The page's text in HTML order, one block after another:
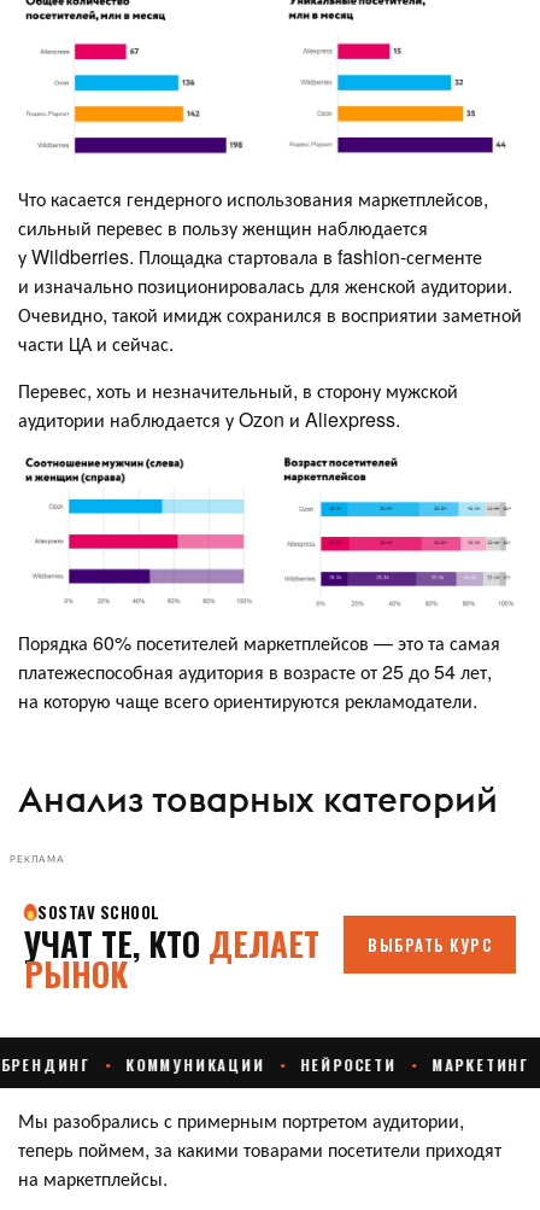
Что касается гендерного использования маркетплейсов,
сильный перевес в пользу женщин наблюдается
у Wildberries. Площадка стартовала в fashion-сегменте
и изначально позиционировалась для женской аудитории.
Очевидно, такой имидж сохранился в восприятии заметной
части ЦА и сейчас.
Перевес, хоть и незначительный, в сторону мужской
аудитории наблюдается у Ozon и Aliexpress.
Порядка 60% посетителей маркетплейсов — это та самая
платежеспособная аудитория в возрасте от 25 до 54 лет,
на которую чаще всего ориентируются рекламодатели.
Анализ товарных категорий
РЕКЛАМА
Мы разобрались с примерным портретом аудитории,
теперь поймем, за какими товарами посетители приходят
на маркетплейсы.